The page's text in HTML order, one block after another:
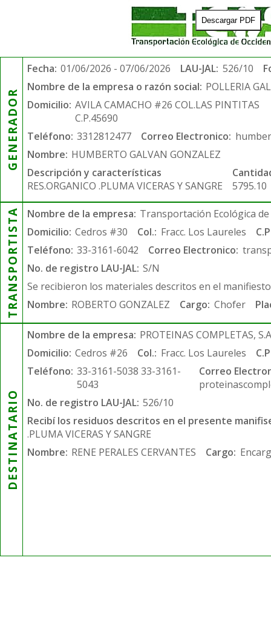
Descargar PDF
GENERADOR
Fecha: 01/06/2026 - 07/06/2026 LAU-JAL: 526/10
Nombre de la empresa o razón social: POLLERIA
Domicilio: AVILA CAMACHO #26 COL.LAS PINTITAS
C.P.45690
Teléfono: 3312812477 Correo Electronico:
Nombre: HUMBERTO GALVAN GONZALEZ
Descripción y características
RES.ORGANICO .PLUMA VICERAS Y SANGRE
5795.10
TRANSPORTISTA Nombre de la empresa: Transportación Ecológica de
Domicilio: Cedros #30 Col.: Fracc. Los Laureles
Teléfono: 33-3161-6042 Correo Electronico:
No. de registro LAU-JAL: S/N
Se recibieron los materiales descritos en el
Nombre: ROBERTO GONZALEZ Cargo: Chofer
DESTINATARIO
Nombre de la empresa: PROTEINAS COMPLETAS,
Domicilio: Cedros #26 Col.: Fracc. Los Laureles
Teléfono: 33-3161-5038 33-3161-
5043
Correo
No. de registro LAU-JAL: 526/10
Recibí los residuos descritos en el presente
.PLUMA VICERAS Y SANGRE
Nombre: RENE PERALES CERVANTES Cargo: